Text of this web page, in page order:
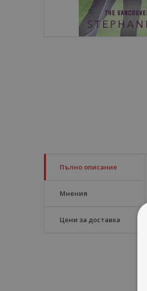
Пълно описание
Мнения
Цени за доставка